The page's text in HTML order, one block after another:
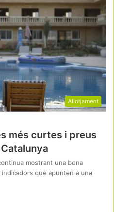
Allotjament
més curtes i preus
mostrant una bona
que apunten a una